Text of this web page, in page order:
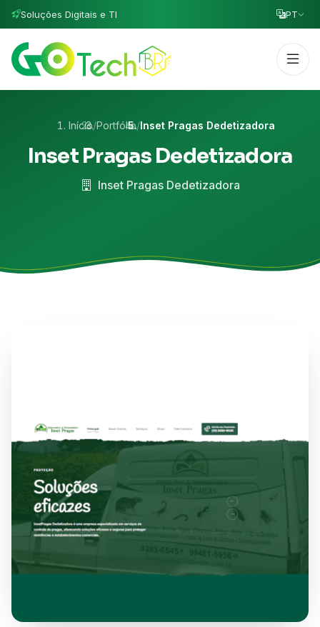
Soluções Digitais e TI PT
Início/Portfólio/Inset Pragas Dedetizadora
Inset Pragas Dedetizadora
Inset Pragas Dedetizadora